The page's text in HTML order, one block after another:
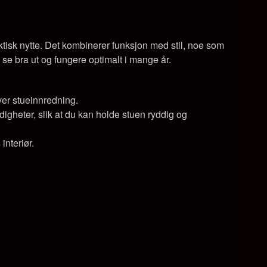
nytte. Det kombinerer funksjon med stil, noe som
bra ut og fungere optimalt i mange år.
stueinnredning.
slik at du kan holde stuen ryddig og